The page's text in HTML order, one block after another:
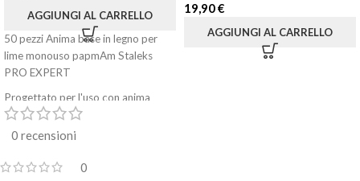
AGGIUNGI AL CARRELLO
50 pezzi Anima base in legno per
lime monouso papmAm Staleks
PRO EXPERT
Progettato per l'uso con anima
base rigida per attaccare le lime
abrasive monouso papmAm a
Realizzato in materiale ecologico:
19,90€
AGGIUNGI AL CARRELLO
0 recensioni
0